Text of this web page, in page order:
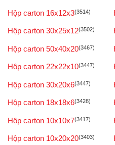
Hộp carton 16x12x3(3514)
Hộp carton 30x25x12(3502)
Hộp carton 50x40x20(3467)
Hộp carton 22x22x10(3447)
Hộp carton 30x20x6(3447)
Hộp carton 18x18x6(3428)
Hộp carton 10x10x7(3417)
Hộp carton 10x20x20(3403)